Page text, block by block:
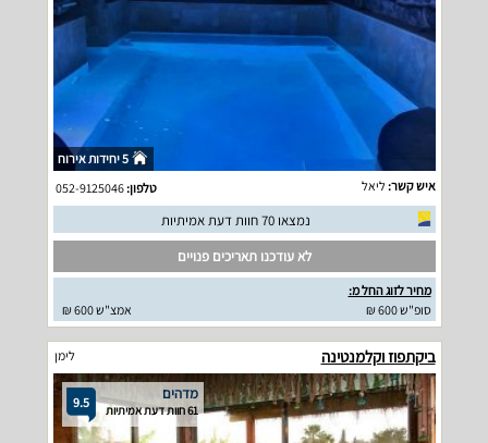
5 יחידות אירוח
איש קשר:ליאל טלפון:052-9125046
נמצאו 70 חוות דעת אמיתיות
לא עודכנו תאריכים פנויים
מחיר לזוג החל מ:
סופ"ש 600 ₪
אמצ"ש 600 ₪
ביקתפוז וקלמנטינה לימן
9.5 מדהים
61 חוות דעת אמיתיות